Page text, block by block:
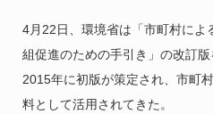
4月22日、環境省は「市町村によ
組促進のための手引き」の改訂版
2015年に初版が策定され、市町
料として活用されてきた。